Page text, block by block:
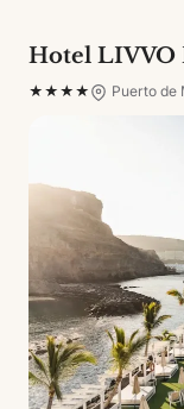
Hotel LIVVO
★★★★ Puerto de